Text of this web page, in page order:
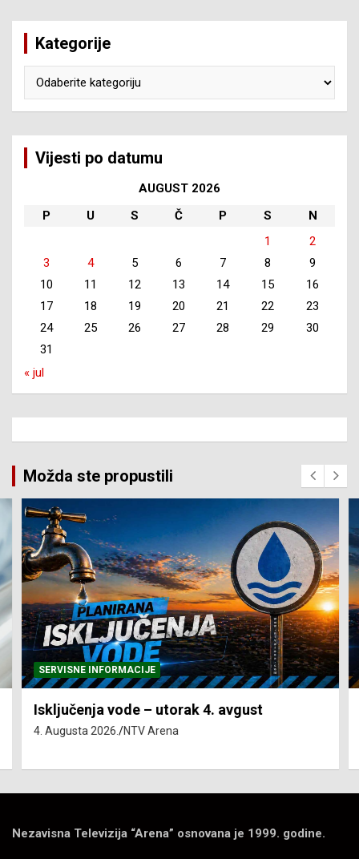
Kategorije
Vijesti po datumu
AUGUST 2026
P
U S Č P S
N
1
2
3
4 5 6 7 8
9
10
11 12 13 14 15
16
17
18 19 20 21 22
23
24
25 26 27 28 29
30
31
« jul
Možda ste propustili
SERVISNE INFORMACIJE
Isključenja vode – utorak 4. avgust
4. Augusta 2026. NTV Arena
Nezavisna Televizija “Arena” osnovana je 1999. godine.